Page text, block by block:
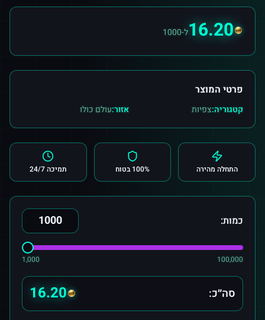
16.20ל-1000
פרטי המוצר
קטגוריה:צפיות אזור:עולם כולו
התחלה מהירה 100% בטוח תמיכה 24/7
כמות:
1,000 100,000
סה״כ: 16.20